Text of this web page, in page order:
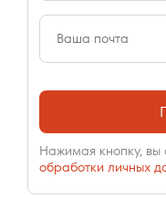
Нажимая кнопку, вы
обработки личных